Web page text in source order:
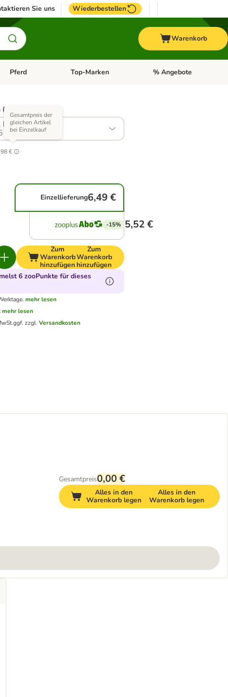
Sie uns Wiederbestellen
Warenkorb
Fisch
Kategorie-Menü öffnen: Vogel
Pferd Kategorie-Menü öffnen: Pferd
Top-Marken Kategorie-Menü öffnen:
% Angebote
Varianten)
kg
€
Gesamtpreis der
gleichen Artikel
bei Einzelkauf
Einzellieferung6,49 €
-15% 5,52 €
Zum
Warenkorb
hinzufügen
Zum
Warenkorb
hinzufügen
6 zooPunkte für dieses
mehr lesen
mehr lesen
ggf. zzgl. Versandkosten
Gesamtpreis0,00 €
Alles in den
Warenkorb legen
Alles in den
Warenkorb legen